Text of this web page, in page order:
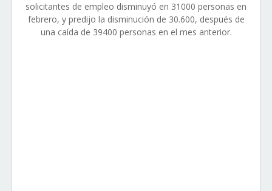
solicitantes de empleo disminuyó en 31000 personas en
febrero, y predijo la disminución de 30.600, después de
una caída de 39400 personas en el mes anterior.